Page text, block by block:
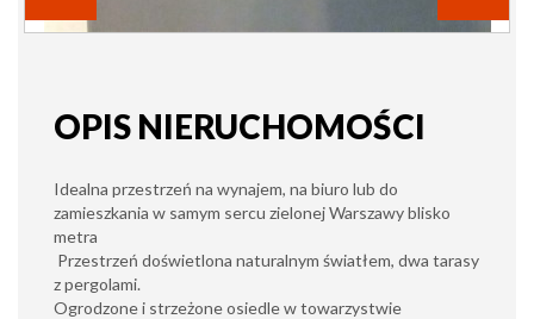
OPIS NIERUCHOMOŚCI
Idealna przestrzeń na wynajem, na biuro lub do
zamieszkania w samym sercu zielonej Warszawy blisko
metra
Przestrzeń doświetlona naturalnym światłem, dwa tarasy
z pergolami.
Ogrodzone i strzeżone osiedle w towarzystwie